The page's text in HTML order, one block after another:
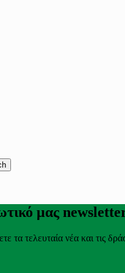
μας
τα τελευταία νέα και τις